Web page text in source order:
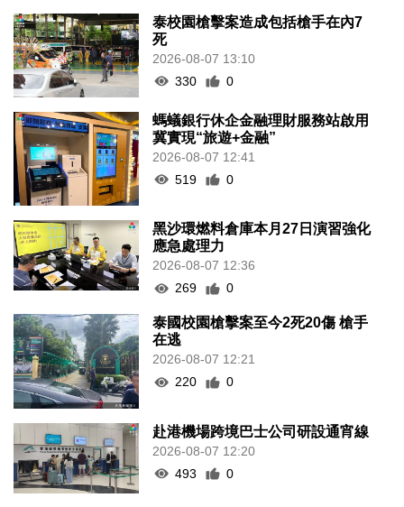
泰校園槍擊案造成包括槍手在內7
死
2026-08-07 13:10
330
0
螞蟻銀行休企金融理財服務站啟用
冀實現“旅遊+金融”
2026-08-07 12:41
519
0
黑沙環燃料倉庫本月27日演習強化
應急處理力
2026-08-07 12:36
269
0
泰國校園槍擊案至今2死20傷 槍手
在逃
2026-08-07 12:21
220
0
赴港機場跨境巴士公司研設通宵線
2026-08-07 12:20
493
0